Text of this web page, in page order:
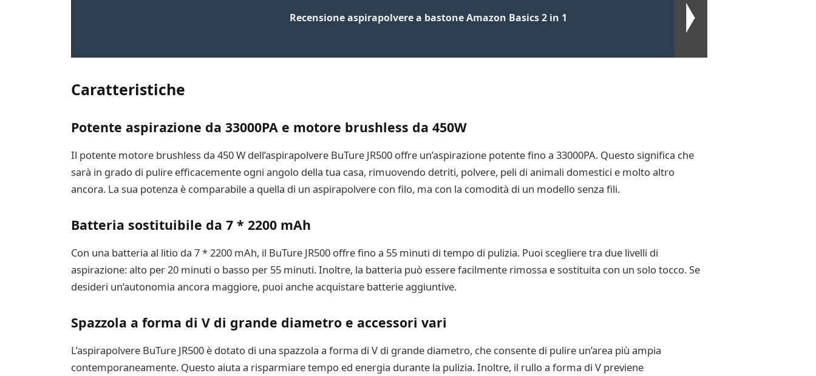
Recensione aspirapolvere a bastone Amazon Basics 2 in 1
Caratteristiche
Potente aspirazione da 33000PA e motore brushless da 450W
Il potente motore brushless da 450 W dell’aspirapolvere BuTure JR500 offre un’aspirazione potente fino a 33000PA. Questo significa che
sarà in grado di pulire efficacemente ogni angolo della tua casa, rimuovendo detriti, polvere, peli di animali domestici e molto altro
ancora. La sua potenza è comparabile a quella di un aspirapolvere con filo, ma con la comodità di un modello senza fili.
Batteria sostituibile da 7 * 2200 mAh
Con una batteria al litio da 7 * 2200 mAh, il BuTure JR500 offre fino a 55 minuti di tempo di pulizia. Puoi scegliere tra due livelli di
aspirazione: alto per 20 minuti o basso per 55 minuti. Inoltre, la batteria può essere facilmente rimossa e sostituita con un solo tocco. Se
desideri un’autonomia ancora maggiore, puoi anche acquistare batterie aggiuntive.
Spazzola a forma di V di grande diametro e accessori vari
L’aspirapolvere BuTure JR500 è dotato di una spazzola a forma di V di grande diametro, che consente di pulire un’area più ampia
contemporaneamente. Questo aiuta a risparmiare tempo ed energia durante la pulizia. Inoltre, il rullo a forma di V previene